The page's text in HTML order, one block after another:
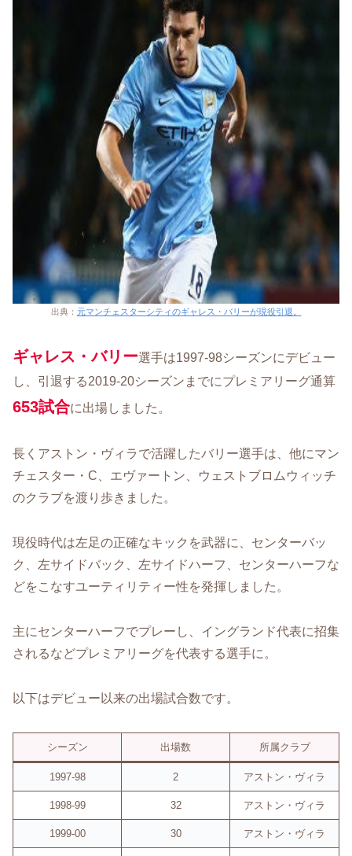
出典： 元マンチェスターシティのギャレス・バリーが現役引退。
ギャレス・バリー選手は1997-98シーズンにデビュー
し、引退する2019-20シーズンまでにプレミアリーグ通算
653試合に出場しました。
長くアストン・ヴィラで活躍したバリー選手は、他にマン
チェスター・C、エヴァートン、ウェストブロムウィッチ
のクラブを渡り歩きました。
現役時代は左足の正確なキックを武器に、センターバッ
ク、左サイドバック、左サイドハーフ、センターハーフな
どをこなすユーティリティー性を発揮しました。
主にセンターハーフでプレーし、イングランド代表に招集
されるなどプレミアリーグを代表する選手に。
以下はデビュー以来の出場試合数です。
シーズン 出場数 所属クラブ
1997-98 2 アストン・ヴィラ
1998-99 32 アストン・ヴィラ
1999-00 30 アストン・ヴィラ